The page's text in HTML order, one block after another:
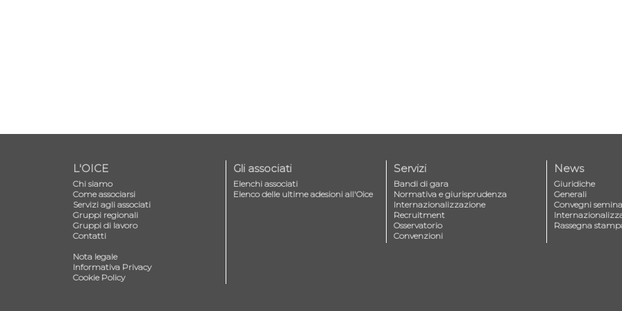
L'OICE
Chi siamo
Come associarsi
Servizi agli associati
Gruppi regionali
Gruppi di lavoro
Contatti
Nota legale
Informativa Privacy
Cookie Policy
Gli associati
Elenchi associati
Elenco delle ultime adesioni all'Oice
Servizi
Bandi di gara
Normativa e giurisprudenza
Internazionalizzazione
Recruitment
Osservatorio
Convenzioni
News
Giuridiche
Generali
Convegni
Rassegna